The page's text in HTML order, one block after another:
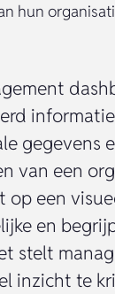
hun
gegevens
van een
op een
en
stelt
inzicht te